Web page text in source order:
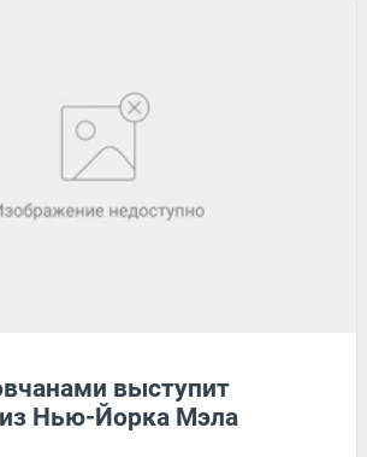
выступит
из Нью-Йорка Мэла